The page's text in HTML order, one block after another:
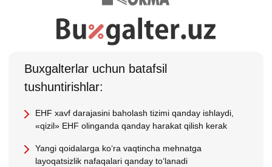
Buхgalterlar uchun batafsil
tushuntirishlar:
EHF хavf darajasini baholash tizimi qanday ishlaydi,
«qizil» EHF olinganda qanday harakat qilish kerak
Yangi qoidalarga koʻra vaqtincha mehnatga
layoqatsizlik nafaqalari qanday toʻlanadi